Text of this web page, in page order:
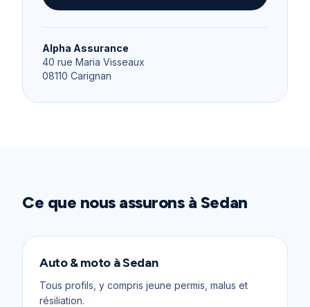
Alpha Assurance
40 rue Maria Visseaux
08110 Carignan
Ce que nous assurons à Sedan
Auto & moto àSedan
Tous profils, y compris jeune permis, malus et
résiliation.